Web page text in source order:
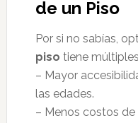
de un Piso
Por si no sabías,
piso tiene
– Mayor
las edades.
– Menos costos